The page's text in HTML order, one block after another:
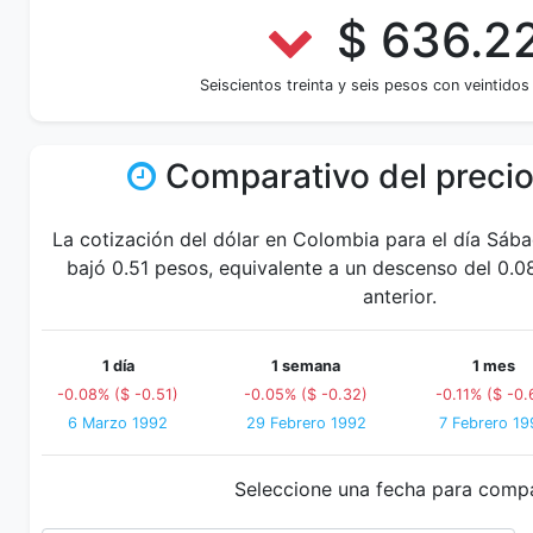
$
Seiscientos treinta y seis pesos con
Comparativo del
La cotización del dólar en Colombia para el día
bajó 0.51 pesos, equivalente a un descenso del
anterior.
1 día
-0.08% ($ -0.51)
6 Marzo 1992
1 semana
-0.05% ($ -0.32)
29 Febrero 1992
1 mes
-0.11% ($ -
7 Febrero
Seleccione una fecha para